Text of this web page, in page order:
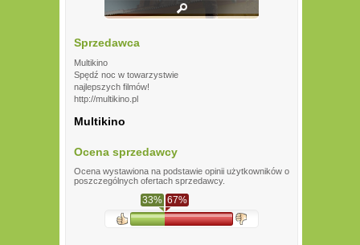
Sprzedawca
Multikino
Spędź noc w towarzystwie
najlepszych filmów!
http://multikino.pl
Multikino
Ocena sprzedawcy
Ocena wystawiona na podstawie opinii użytkowników o
poszczególnych ofertach sprzedawcy.
33% 67%